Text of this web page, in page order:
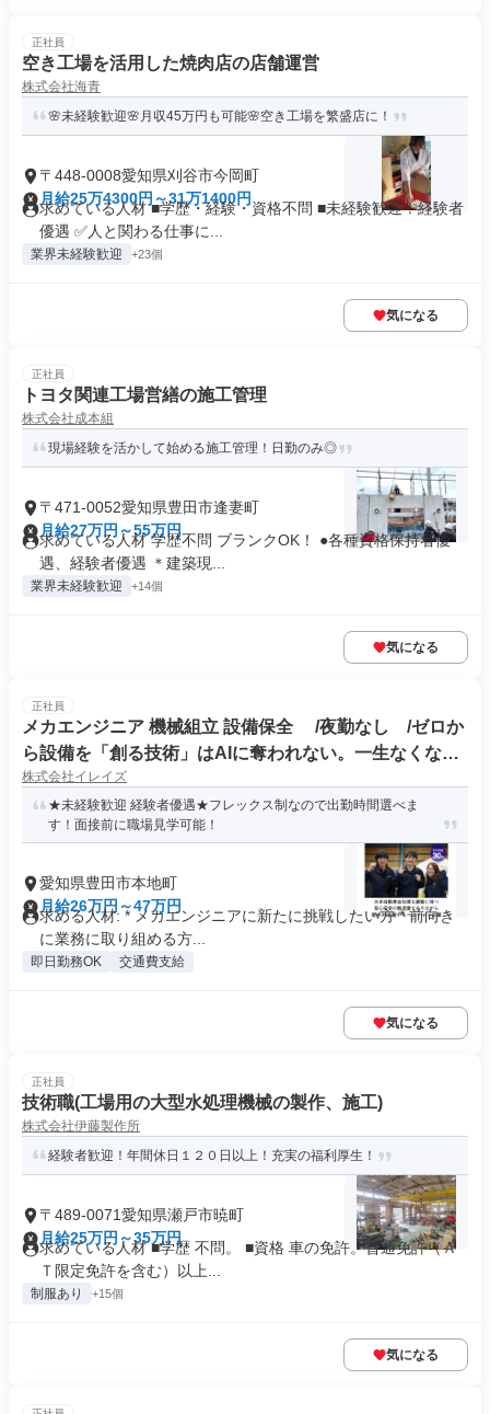
正社員
空き工場を活用した焼肉店の店舗運営
株式会社海青
🌸未経験歓迎🌸月収45万円も可能🌸空き工場を繁盛店に！
〒448-0008愛知県刈谷市今岡町
月給25万4300円～31万1400円
求めている人材 ■学歴・経験・資格不問 ■未経験歓迎！経験者
優遇 ✅人と関わる仕事に...
業界未経験歓迎 +23個
気になる
正社員
トヨタ関連工場営繕の施工管理
株式会社成本組
現場経験を活かして始める施工管理！日勤のみ◎
〒471-0052愛知県豊田市逢妻町
月給27万円～55万円
求めている人材 学歴不問 ブランクOK！ ●各種資格保持者優
遇、経験者優遇 ＊建築現...
業界未経験歓迎 +14個
気になる
正社員
メカエンジニア 機械組立 設備保全 /夜勤なし /ゼロか
ら設備を「創る技術」はAIに奪われない。一生なくなら
ない仕事で、絶対に食いっぱぐれない。 /日本語レベル
N2以上が必要です。
株式会社イレイズ
★未経験歓迎 経験者優遇★フレックス制なので出勤時間選べま
す！面接前に職場見学可能！
愛知県豊田市本地町
月給26万円～47万円
求める人材: * メカエンジニアに新たに挑戦したい方 * 前向き
に業務に取り組める方...
即日勤務OK 交通費支給
気になる
正社員
技術職(工場用の大型水処理機械の製作、施工)
株式会社伊藤製作所
経験者歓迎！年間休日１２０日以上！充実の福利厚生！
〒489-0071愛知県瀬戸市暁町
月給25万円～35万円
求めている人材 ■学歴 不問。 ■資格 車の免許。普通免許（Ａ
Ｔ限定免許を含む）以上...
制服あり +15個
気になる